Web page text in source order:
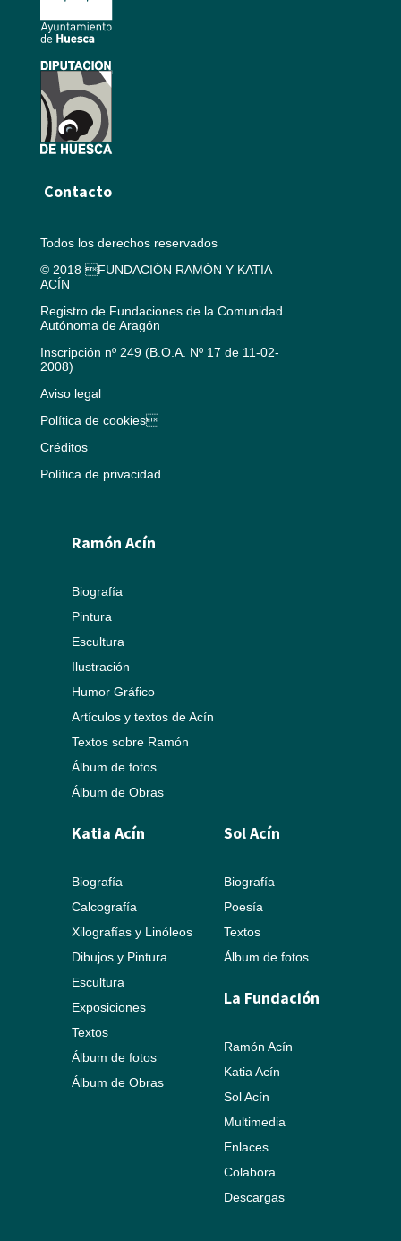
Contacto
Todos los derechos reservados
© 2018 FUNDACIÓN RAMÓN Y KATIA
ACÍN
Registro de Fundaciones de la Comunidad
Autónoma de Aragón
Inscripción nº 249 (B.O.A. Nº 17 de 11-02-
2008)
Aviso legal
Política de cookies
Créditos
Política de privacidad
Ramón Acín
Biografía
Pintura
Escultura
Ilustración
Humor Gráfico
Artículos y textos de Acín
Textos sobre Ramón
Álbum de fotos
Álbum de Obras
Katia Acín
Biografía
Calcografía
Xilografías y Linóleos
Dibujos y Pintura
Escultura
Exposiciones
Textos
Álbum de fotos
Álbum de Obras
Sol Acín
Biografía
Poesía
Textos
Álbum de fotos
La Fundación
Ramón Acín
Katia Acín
Sol Acín
Multimedia
Enlaces
Colabora
Descargas